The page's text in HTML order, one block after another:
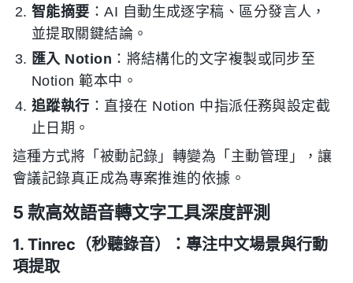
智能摘要 ：AI 自動生成逐字稿、區分發言人，
並提取關鍵結論。
匯入 Notion ：將結構化的文字複製或同步至
Notion 範本中。
追蹤執行 ：直接在 Notion 中指派任務與設定截
止日期。
這種方式將「被動記錄」轉變為「主動管理」，讓
會議記錄真正成為專案推進的依據。
5 款高效語音轉文字工具深度評測
1. Tinrec（秒聽錄音）：專注中文場景與行動
項提取